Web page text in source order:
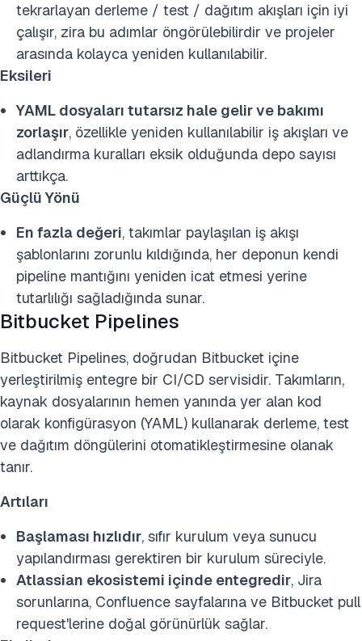
tekrarlayan derleme / test / dağıtım akışları için iyi
çalışır, zira bu adımlar öngörülebilirdir ve projeler
arasında kolayca yeniden kullanılabilir.
Eksileri
YAML dosyaları tutarsız hale gelir ve bakımı
zorlaşır, özellikle yeniden kullanılabilir iş akışları ve
adlandırma kuralları eksik olduğunda depo sayısı
arttıkça.
Güçlü Yönü
En fazla değeri, takımlar paylaşılan iş akışı
şablonlarını zorunlu kıldığında, her deponun kendi
pipeline mantığını yeniden icat etmesi yerine
tutarlılığı sağladığında sunar.
Bitbucket Pipelines
Bitbucket Pipelines, doğrudan Bitbucket içine
yerleştirilmiş entegre bir CI/CD servisidir. Takımların,
kaynak dosyalarının hemen yanında yer alan kod
olarak konfigürasyon (YAML) kullanarak derleme, test
ve dağıtım döngülerini otomatikleştirmesine olanak
tanır.
Artıları
Başlaması hızlıdır, sıfır kurulum veya sunucu
yapılandırması gerektiren bir kurulum süreciyle.
Atlassian ekosistemi içinde entegredir, Jira
sorunlarına, Confluence sayfalarına ve Bitbucket pull
request'lerine doğal görünürlük sağlar.